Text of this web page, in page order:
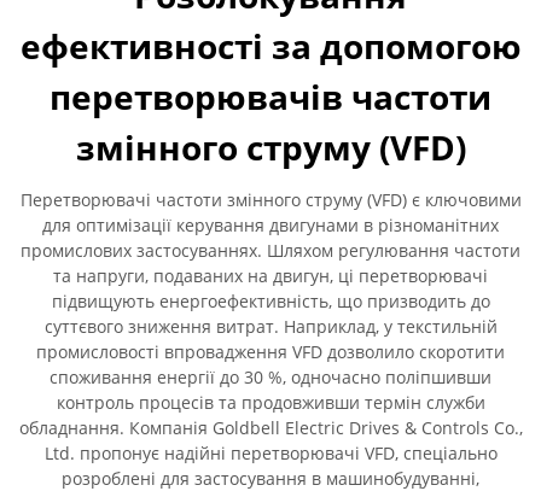
ефективності за допомогою
перетворювачів частоти
змінного струму (VFD)
Перетворювачі частоти змінного струму (VFD) є ключовими
для оптимізації керування двигунами в різноманітних
промислових застосуваннях. Шляхом регулювання частоти
та напруги, подаваних на двигун, ці перетворювачі
підвищують енергоефективність, що призводить до
суттєвого зниження витрат. Наприклад, у текстильній
промисловості впровадження VFD дозволило скоротити
споживання енергії до 30 %, одночасно поліпшивши
контроль процесів та продовживши термін служби
обладнання. Компанія Goldbell Electric Drives & Controls Co.,
Ltd. пропонує надійні перетворювачі VFD, спеціально
розроблені для застосування в машинобудуванні,